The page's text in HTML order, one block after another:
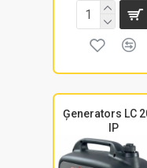
Ģenerators LC
IP